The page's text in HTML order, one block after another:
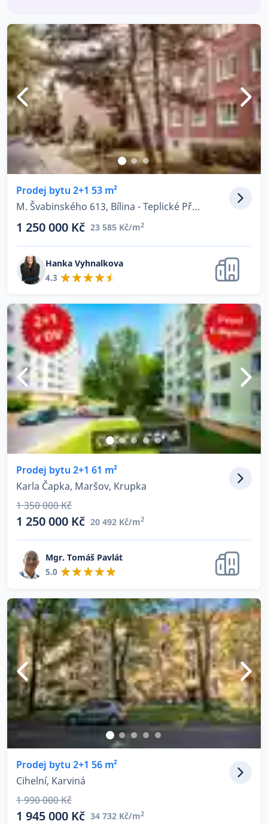
Prodej bytu 2+1 53 m²
M. Švabinského 613, Bílina - Teplické Předměstí
1 250 000 Kč 23 585 Kč/m2
Hanka Vyhnalkova
4.3
Prodej bytu 2+1 61 m²
Karla Čapka, Maršov, Krupka
1 350 000 Kč
1 250 000 Kč 20 492 Kč/m2
Mgr. Tomáš Pavlát
5.0
Prodej bytu 2+1 56 m²
Cihelní, Karviná
1 990 000 Kč
1 945 000 Kč 34 732 Kč/m2